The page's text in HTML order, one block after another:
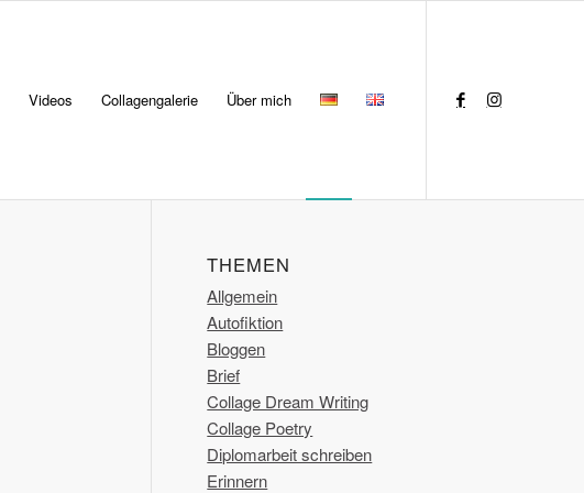
Videos Collagengalerie Über mich
THEMEN
Allgemein
Autofiktion
Bloggen
Brief
Collage Dream Writing
Collage Poetry
Diplomarbeit schreiben
Erinnern